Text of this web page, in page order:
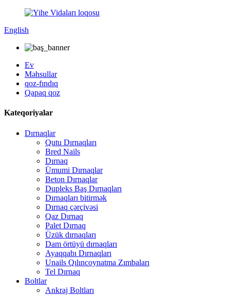
English
Ev
Məhsullar
qoz-fındıq
Qapaq qoz
Kateqoriyalar
Dırnaqlar
Qutu Dırnaqları
Bred Nails
Dırnaq
Ümumi Dırnaqlar
Beton Dırnaqlar
Dupleks Baş Dırnaqları
Dırnaqları bitirmək
Dırnaq çərçivəsi
Qaz Dırnaq
Palet Dırnaq
Üzük dırnaqları
Dam örtüyü dırnaqları
Ayaqqabı Dırnaqları
Unails Qılıncoynatma Zımbaları
Tel Dırnaq
Boltlar
Ankraj Boltları